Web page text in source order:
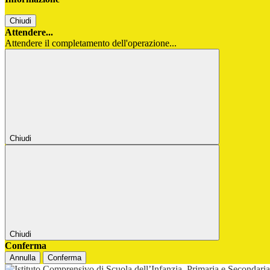
Chiudi
Attendere...
Attendere il completamento dell'operazione...
Chiudi
Chiudi
Conferma
Annulla Conferma